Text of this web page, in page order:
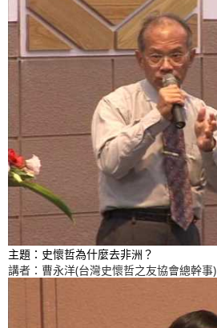
主題：史懷哲為什麼去非洲？
講者：曹永洋(台灣史懷哲之友協會總幹事)